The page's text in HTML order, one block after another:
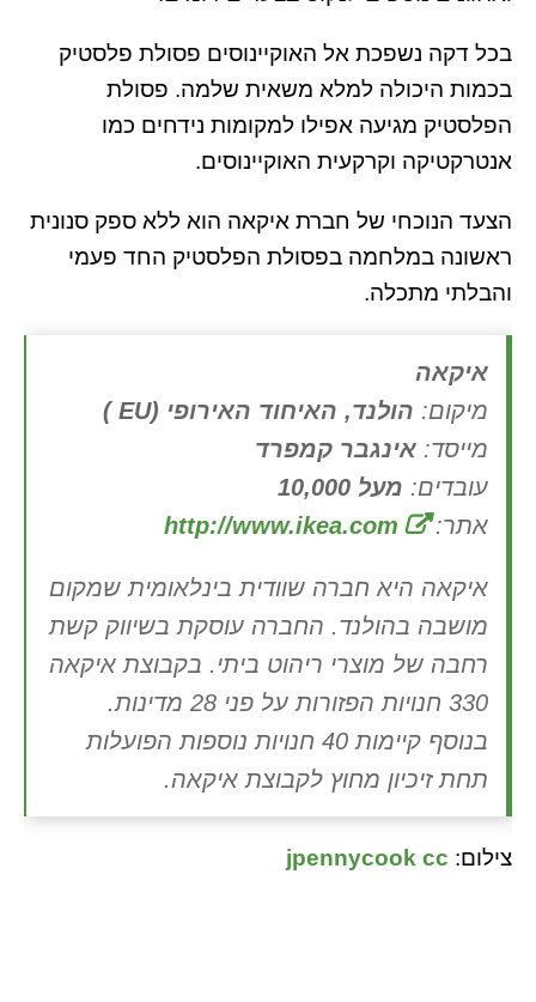
בכל דקה נשפכת אל האוקיינוסים פסולת פלסטיק
בכמות היכולה למלא משאית שלמה. פסולת
הפלסטיק מגיעה אפילו למקומות נידחים כמו
אנטרקטיקה וקרקעית האוקיינוסים.
הצעד הנוכחי של חברת איקאה הוא ללא ספק סנונית
ראשונה במלחמה בפסולת הפלסטיק החד פעמי
והבלתי מתכלה.
איקאה
מיקום: הולנד, האיחוד האירופי (EU )
מייסד: אינגבר קמפרד
עובדים: מעל 10,000
אתר:
http://www.ikea.com
איקאה היא חברה שוודית בינלאומית שמקום
מושבה בהולנד. החברה עוסקת בשיווק קשת
רחבה של מוצרי ריהוט ביתי. בקבוצת איקאה
330 חנויות הפזורות על פני 28 מדינות.
בנוסף קיימות 40 חנויות נוספות הפועלות
תחת זיכיון מחוץ לקבוצת איקאה.
צילום: jpennycook cc